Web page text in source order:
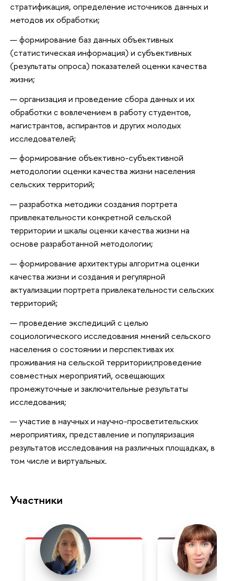
стратификация, определение источников данных и
методов их обработки;
формирование баз данных объективных
(статистическая информация) и субъективных
(результаты опроса) показателей оценки качества
жизни;
организация и проведение сбора данных и их
обработки с вовлечением в работу студентов,
магистрантов, аспирантов и других молодых
исследователей;
формирование объективно-субъективной
методологии оценки качества жизни населения
сельских территорий;
разработка методики создания портрета
привлекательности конкретной сельской
территории и шкалы оценки качества жизни на
основе разработанной методологии;
формирование архитектуры алгоритма оценки
качества жизни и создания и регулярной
актуализации портрета привлекательности сельских
территорий;
проведение экспедиций с целью
социологического исследования мнений сельского
населения о состоянии и перспективах их
проживания на сельской территории;проведение
совместных мероприятий, освещающих
промежуточные и заключительные результаты
исследования;
участие в научных и научно-просветительских
мероприятиях, представление и популяризация
результатов исследования на различных площадках, в
том числе и виртуальных.
Участники